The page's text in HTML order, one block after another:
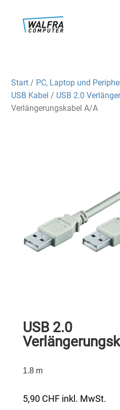
Start / PC, Laptop und
USB Kabel / USB 2.0
Verlängerungskabel A/A
USB 2.0
1.8 m
5,90 CHF inkl. MwSt.